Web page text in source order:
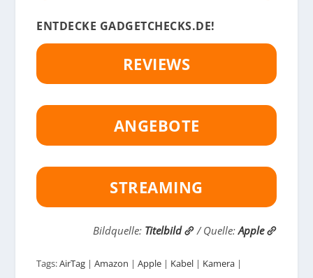
ENTDECKE GADGETCHECKS.DE!
REVIEWS
ANGEBOTE
STREAMING
Bildquelle: Titelbild / Quelle:Apple
Tags:AirTag |Amazon |Apple | Kabel | Kamera |